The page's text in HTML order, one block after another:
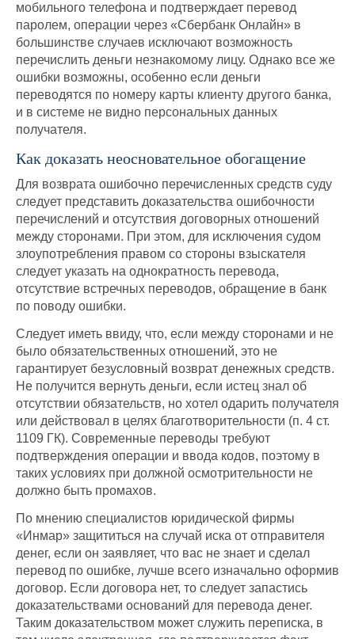
мобильного телефона и подтверждает перевод
паролем, операции через «Сбербанк Онлайн» в
большинстве случаев исключают возможность
перечислить деньги незнакомому лицу. Однако все же
ошибки возможны, особенно если деньги
переводятся по номеру карты клиенту другого банка,
и в системе не видно персональных данных
получателя.
Как доказать неосновательное обогащение
Для возврата ошибочно перечисленных средств суду
следует представить доказательства ошибочности
перечислений и отсутствия договорных отношений
между сторонами. При этом, для исключения судом
злоупотребления правом со стороны взыскателя
следует указать на однократность перевода,
отсутствие встречных переводов, обращение в банк
по поводу ошибки.
Следует иметь ввиду, что, если между сторонами и не
было обязательственных отношений, это не
гарантирует безусловный возврат денежных средств.
Не получится вернуть деньги, если истец знал об
отсутствии обязательств, но хотел одарить получателя
или действовал в целях благотворительности (п. 4 ст.
1109 ГК). Современные переводы требуют
подтверждения операции и ввода кодов, поэтому в
таких условиях при должной осмотрительности не
должно быть промахов.
По мнению специалистов юридической фирмы
«Инмар» защититься на случай иска от отправителя
денег, если он заявляет, что вас не знает и сделал
перевод по ошибке, лучше всего изначально оформив
договор. Если договора нет, то следует запастись
доказательствами оснований для перевода денег.
Таким доказательством может служить переписка, в